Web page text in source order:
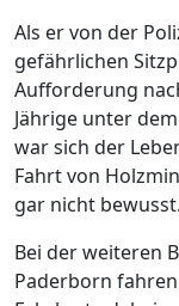
Als er von der
gefährlichen
Aufforderung
Jährige unter
war sich der
Fahrt von
gar nicht bewusst.
Bei der weiteren
Paderborn